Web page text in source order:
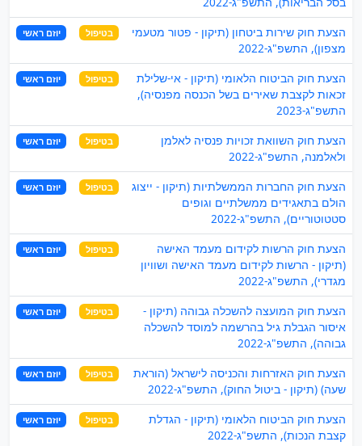
הצעת חוק שירות ביטחון (תיקון - פטור מטעמי
מצפון), התשפ"ג-2022
בטיפול יוזם ראשי
הצעת חוק הביטוח הלאומי (תיקון - אי-שלילת
זכאות לקצבת שאירים בשל הכנסה מפנסיה),
התשפ"ג-2023
בטיפול יוזם ראשי
הצעת חוק השוואת זכויות פנסיה לאלמן
ולאלמנה, התשפ"ג-2022
בטיפול יוזם ראשי
הצעת חוק החברות הממשלתיות (תיקון - ייצוג
הולם בתאגידים ממשלתיים וגופים
סטטוטוריים), התשפ"ג-2022
בטיפול יוזם ראשי
הצעת חוק הרשות לקידום מעמד האישה
(תיקון - הרשות לקידום מעמד האישה ושוויון
מגדרי), התשפ"ג-2022
בטיפול יוזם ראשי
הצעת חוק המועצה להשכלה גבוהה (תיקון -
איסור הגבלת גיל בהרשמה למוסד להשכלה
גבוהה), התשפ"ג-2022
בטיפול יוזם ראשי
הצעת חוק האזרחות והכניסה לישראל (הוראת
שעה) (תיקון - ביטול החוק), התשפ"ג-2022
בטיפול יוזם ראשי
הצעת חוק הביטוח הלאומי (תיקון - הגדלת
קצבת הנכות), התשפ"ג-2022
בטיפול יוזם ראשי